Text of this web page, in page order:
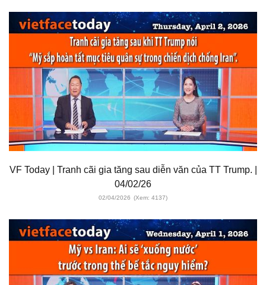
VF Today | Tranh cãi gia tăng sau diễn văn của TT Trump. |
04/02/26
02/04/2026 (Xem: 4137)